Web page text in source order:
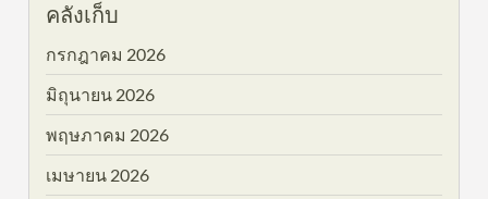
คลังเก็บ
กรกฎาคม 2026
มิถุนายน 2026
พฤษภาคม 2026
เมษายน 2026